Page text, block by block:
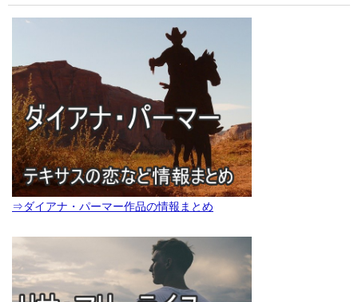
⇒ダイアナ・パーマー作品の情報まとめ